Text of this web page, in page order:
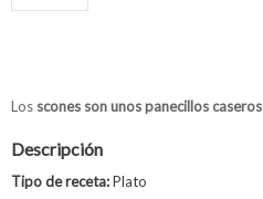
Los scones son unos panecillos caseros
Descripción
Tipo de receta:Plato